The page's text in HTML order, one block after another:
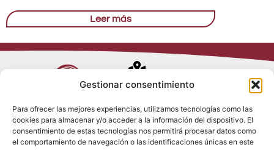
Gestionar consentimiento
Para ofrecer las mejores experiencias, utilizamos tecnologías como las
cookies para almacenar y/o acceder a la información del dispositivo. El
consentimiento de estas tecnologías nos permitirá procesar datos como
el comportamiento de navegación o las identificaciones únicas en este
Leer más
Avenida de
28017 Madrid
(España)
Política de
Privacidad
Política de